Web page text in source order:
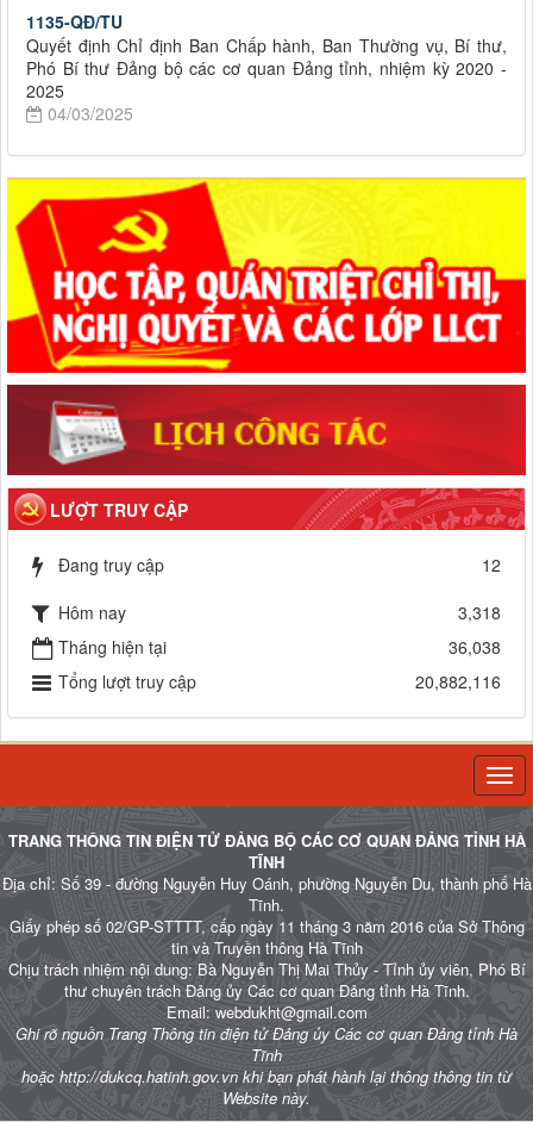
1135-QĐ/TU
Quyết định Chỉ định Ban Chấp hành, Ban Thường vụ, Bí thư,
Phó Bí thư Đảng bộ các cơ quan Đảng tỉnh, nhiệm kỳ 2020 -
2025
04/03/2025
LƯỢT TRUY CẬP
Đang truy cập
12
Hôm nay
3,318
Tháng hiện tại
36,038
Tổng lượt truy cập
20,882,116
TRANG THÔNG TIN ĐIỆN TỬ ĐẢNG BỘ CÁC CƠ QUAN ĐẢNG TỈNH HÀ
TĨNH
Địa chỉ: Số 39 - đường Nguyễn Huy Oánh, phường Nguyễn Du, thành phố Hà
Tĩnh.
Giấy phép số 02/GP-STTTT, cấp ngày 11 tháng 3 năm 2016 của Sở Thông
tin và Truyền thông Hà Tĩnh
Chịu trách nhiệm nội dung: Bà Nguyễn Thị Mai Thủy - Tỉnh ủy viên, Phó Bí
thư chuyên trách Đảng ủy Các cơ quan Đảng tỉnh Hà Tĩnh.
Email: webdukht@gmail.com
Ghi rõ nguồn Trang Thông tin điện tử Đảng ủy Các cơ quan Đảng tỉnh Hà
Tĩnh
hoặc http://dukcq.hatinh.gov.vn khi bạn phát hành lại thông thông tin từ
Website này.